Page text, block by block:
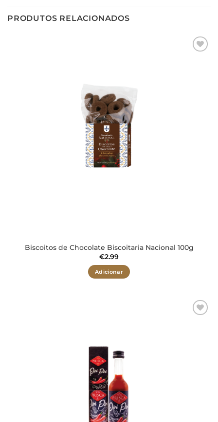
PRODUTOS RELACIONADOS
Biscoitos de Chocolate Biscoitaria Nacional 100g
€2.99
Adicionar